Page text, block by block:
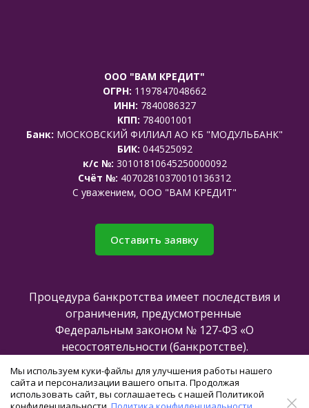
ООО "ВАМ КРЕДИТ"
ОГРН: 1197847048662
ИНН: 7840086327
КПП: 784001001
Банк: МОСКОВСКИЙ ФИЛИАЛ АО КБ "МОДУЛЬБАНК"
БИК: 044525092
к/с №: 30101810645250000092
Счёт №: 40702810370010136312
C уважением, ООО "ВАМ КРЕДИТ"
Оставить заявку
Процедура банкротства имеет последствия и
ограничения, предусмотренные
Федеральным законом № 127-ФЗ «О
несостоятельности (банкротстве).
Все права защищены @2025
Мы используем куки-файлы для улучшения работы нашего
сайта и персонализации вашего опыта. Продолжая
использовать сайт, вы соглашаетесь с нашей Политикой